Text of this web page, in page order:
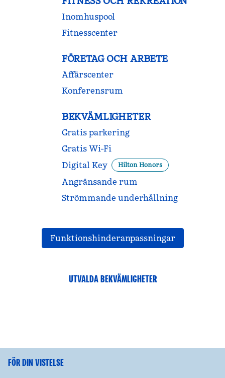
Inomhuspool
Fitnesscenter
FÖRETAG OCH ARBETE
Affärscenter
Konferensrum
BEKVÄMLIGHETER
Gratis parkering
Gratis Wi-Fi
Digital Key
Hilton Honors
Angränsande rum
Strömmande underhållning
Funktionshinderanpassningar
UTVALDA BEKVÄMLIGHETER
FITNESSCENTER
FÖR DIN VISTELSE